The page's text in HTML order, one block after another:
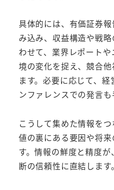
具体的には、有価証券
み込み、収益構造や戦
わせて、業界レポート
境の変化を捉え、競合
ます。必要に応じて、
ンファレンスでの発言も
こうして集めた情報を
値の裏にある要因や将
す。情報の鮮度と精度
断の信頼性に直結します。